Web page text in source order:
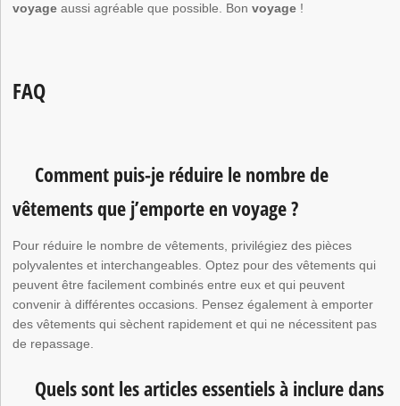
voyage aussi agréable que possible. Bonvoyage !
FAQ
Comment puis-je réduire le nombre de
vêtements que j’emporte en voyage ?
Pour réduire le nombre de vêtements, privilégiez des pièces
polyvalentes et interchangeables. Optez pour des vêtements qui
peuvent être facilement combinés entre eux et qui peuvent
convenir à différentes occasions. Pensez également à emporter
des vêtements qui sèchent rapidement et qui ne nécessitent pas
de repassage.
Quels sont les articles essentiels à inclure dans